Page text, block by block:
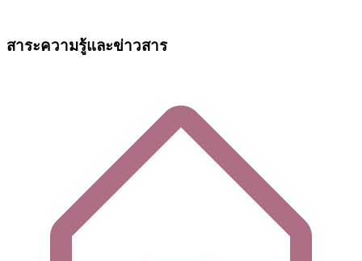
สาระความรู้และข่าวสาร